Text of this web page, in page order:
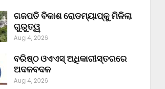
ଗଜପତି ବିକାଶ ରୋଡମ୍ୟାପ୍‌କୁ ମିଳିଲା
ଗୁରୁତ୍ୱ
Aug 4, 2026
ବରିଷ୍ଠ ଓଏଏସ୍‌ ଅଧିକାରୀସ୍ତରରେ
ଅଦଳବଦଳ
Aug 4, 2026